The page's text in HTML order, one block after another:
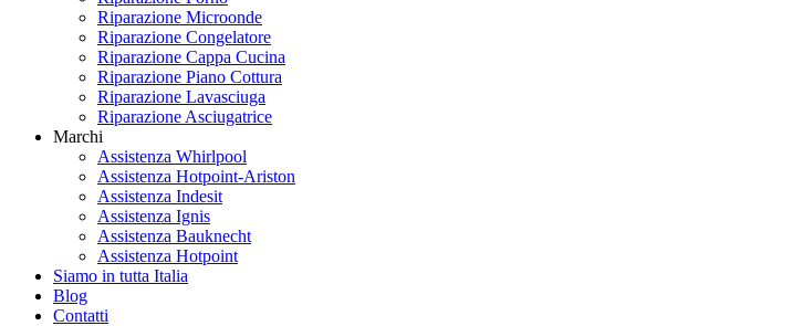
Riparazione Microonde
Riparazione Congelatore
Riparazione Cappa Cucina
Riparazione Piano Cottura
Riparazione Lavasciuga
Riparazione Asciugatrice
Marchi
Assistenza Whirlpool
Assistenza Hotpoint-Ariston
Assistenza Indesit
Assistenza Ignis
Assistenza Bauknecht
Assistenza Hotpoint
Siamo in tutta Italia
Blog
Contatti